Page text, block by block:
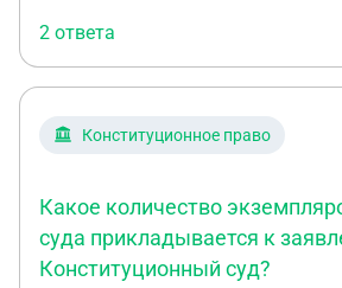
деятельность мошенников,
необоснованно применяют к
неправосудные решения.
конституционный суд РФ. Как это
2 ответа
Конституционное право
Какое количество
суда прикладывается к
Конституционный суд?